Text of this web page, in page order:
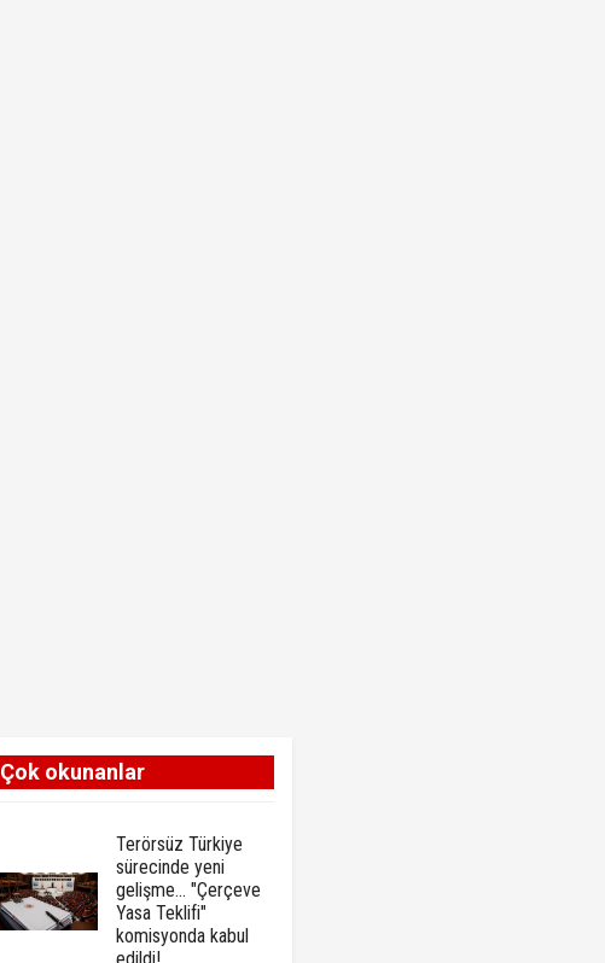
Çok okunanlar
Terörsüz Türkiye
sürecinde yeni
gelişme... "Çerçeve
Yasa Teklifi"
komisyonda kabul